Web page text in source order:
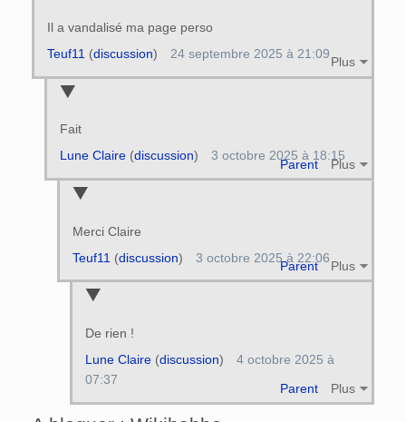
Il a vandalisé ma page perso
Plus
Teuf11 (discussion) 24 septembre 2025 à 21:09
Fait
Parent Plus
Lune Claire(discussion) 3 octobre 2025 à 18:15
Merci Claire
Parent Plus
Teuf11 (discussion) 3 octobre 2025 à 22:06
De rien !
Parent Plus
Lune Claire(discussion)
4 octobre 2025 à
07:37